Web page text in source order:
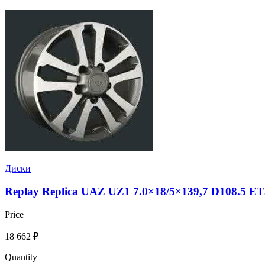
Диски
Replay Replica UAZ UZ1 7.0×18/5×139,7 D108.5
Price
18 662 ₽
Quantity